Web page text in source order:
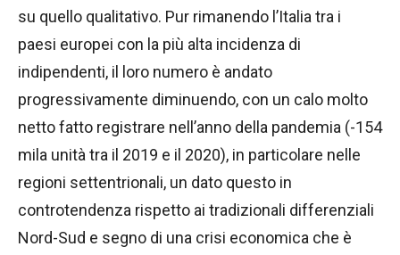
su quello qualitativo. Pur rimanendo l’Italia tra i
paesi europei con la più alta incidenza di
indipendenti, il loro numero è andato
progressivamente diminuendo, con un calo molto
netto fatto registrare nell’anno della pandemia (-154
mila unità tra il 2019 e il 2020), in particolare nelle
regioni settentrionali, un dato questo in
controtendenza rispetto ai tradizionali differenziali
Nord-Sud e segno di una crisi economica che è